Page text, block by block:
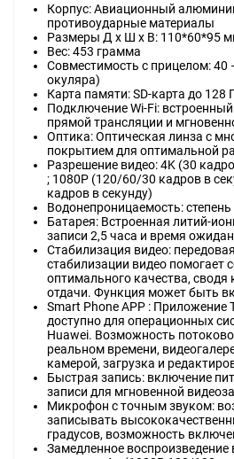
Корпус: Авиационный
противоударные материалы
Размеры Д х Ш х В: 110*60*95
Вес: 453 грамма
Совместимость с прицелом:
окуляра)
Карта памяти: SD-карта до 128
Подключение Wi-Fi:
прямой трансляции и
Оптика: Оптическая линза с
покрытием для оптимальной
Разрешение видео: 4K (30
; 1080P (120/60/30 кадров в
кадров в секунду)
Водонепроницаемость:
Батарея: Встроенная литий-
записи 2,5 часа и время
Стабилизация видео:
стабилизации видео помогает
оптимального качества,
отдачи. Функция может быть
Smart Phone APP : Приложение
доступно для операционных
Huawei. Возможность
реальном времени,
камерой, загрузка и
Быстрая запись: включение
записи для мгновенной
Микрофон с точным звуком:
записывать
градусов, возможность
Замедленное воспроизведение